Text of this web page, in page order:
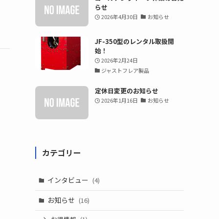
らせ
2026年4月30日 お知らせ
JF-350型のレンタル取扱開
始！
2026年2月24日
ジャストフレア製品
定休日変更のお知らせ
2026年1月16日 お知らせ
カテゴリー
インタビュー (4)
お知らせ (16)